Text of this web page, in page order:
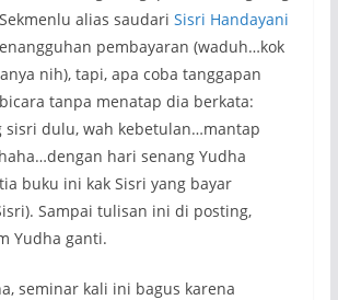
alias saudari Sisri Handayani
pembayaran (waduh…kok
nih), tapi, apa coba tanggapan
tanpa menatap dia berkata:
sisri dulu, wah kebetulan…mantap
hari senang Yudha
buku ini kak Sisri yang bayar
Sampai tulisan ini di posting,
Yudha ganti.
seminar kali ini bagus karena